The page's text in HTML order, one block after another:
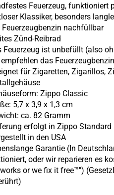
Feuerzeug, funktioniert
Klassiker, besonders
Feuerzeugbenzin nachfüllbar
Zünd-Reibrad
Feuerzeug ist unbefüllt (also
das
für Zigaretten, Zigarillos,
Zippo Classic
5,7 x 3,9 x 1,3 cm
ca. 82 Gramm
erfolgt in Zippo Standard
in den USA
Garantie (In
oder wir reparieren es
or we fix it free™")